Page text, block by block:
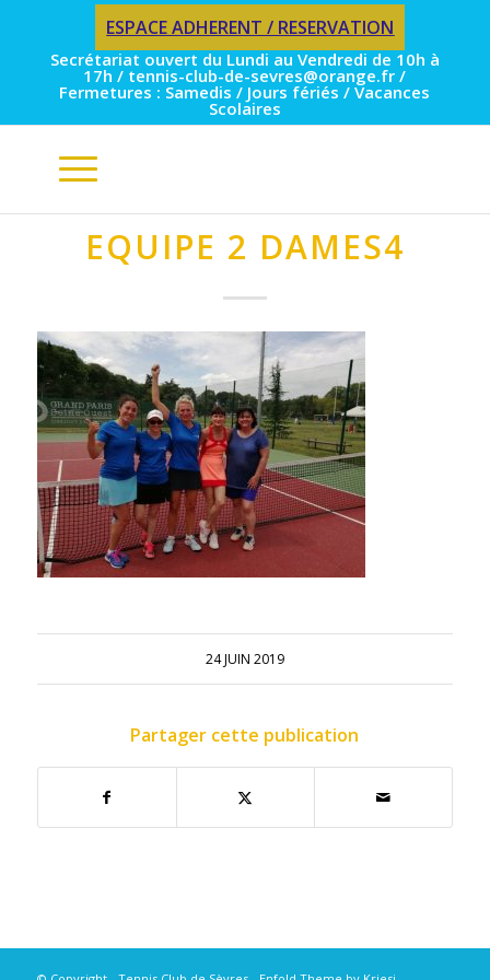
ESPACE ADHERENT / RESERVATION
Secrétariat ouvert du Lundi au Vendredi de 10h à
17h / tennis-club-de-sevres@orange.fr /
Fermetures : Samedis / Jours fériés / Vacances
Scolaires
EQUIPE 2 DAMES4
24 JUIN 2019
Partager cette publication